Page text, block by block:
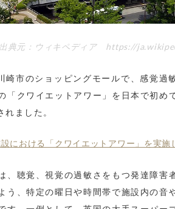
典元：ウィキペディア https://
崎市のショッピングモールで、感覚過
「クワイエットアワー」を日本で初め
れました。
における「クワイエットアワー」を実施
、聴覚、視覚の過敏さをもつ発達障害
う、特定の曜日や時間帯で施設内の音